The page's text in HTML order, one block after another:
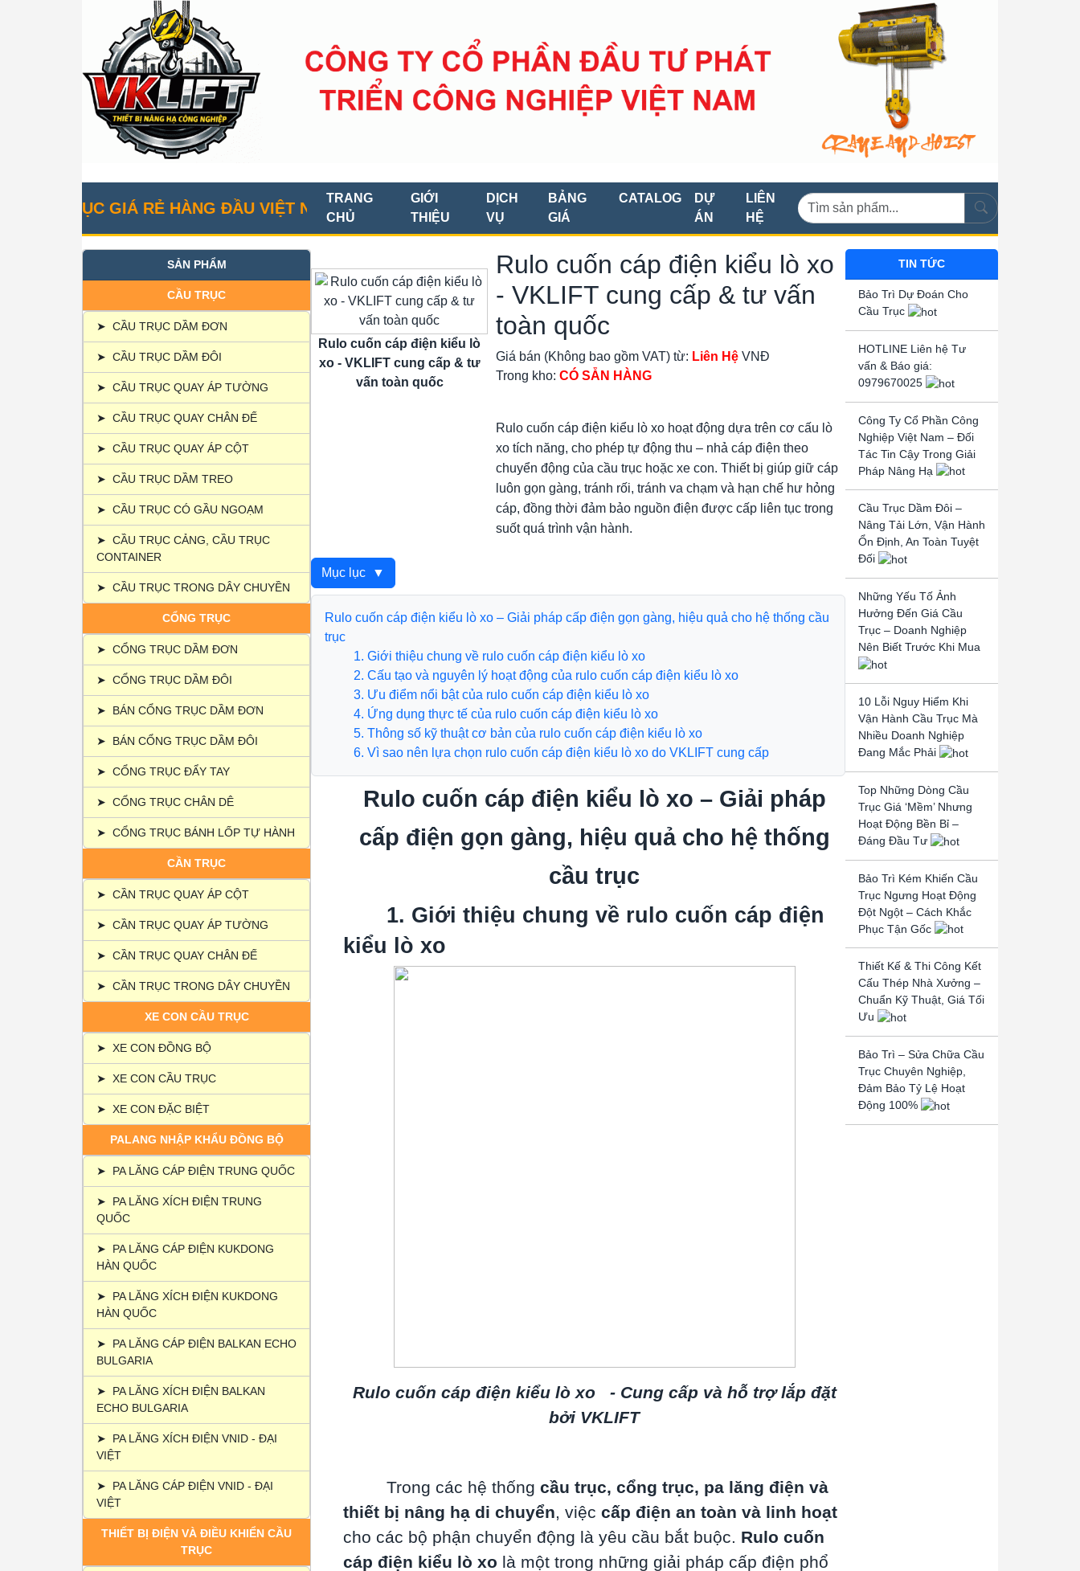
TRỤC GIÁ RẺ HÀNG ĐẦU VIỆT NAM
TRANG
CHỦ
GIỚI
THIỆU
DỊCH
VỤ
BẢNG
GIÁ
CATALOG
DỰ
ÁN
LIÊN
HỆ
SẢN PHẨM
CẦU TRỤC
➤ CẦU TRỤC DẦM ĐƠN
➤ CẦU TRỤC DẦM ĐÔI
➤ CẦU TRỤC QUAY ÁP TƯỜNG
➤ CẦU TRỤC QUAY CHÂN ĐẾ
➤ CẦU TRỤC QUAY ÁP CỘT
➤ CẦU TRỤC DẦM TREO
➤ CẦU TRỤC CÓ GẦU NGOẠM
➤ CẦU TRỤC CẢNG, CẦU TRỤC
CONTAINER
➤ CẦU TRỤC TRONG DÂY CHUYỀN
CỔNG TRỤC
➤ CỔNG TRỤC DẦM ĐƠN
➤ CỔNG TRỤC DẦM ĐÔI
➤ BÁN CỔNG TRỤC DẦM ĐƠN
➤ BÁN CỔNG TRỤC DẦM ĐÔI
➤ CỔNG TRỤC ĐẨY TAY
➤ CỔNG TRỤC CHÂN DÊ
➤ CỔNG TRỤC BÁNH LỐP TỰ HÀNH
CẦN TRỤC
➤ CẦN TRỤC QUAY ÁP CỘT
➤ CẦN TRỤC QUAY ÁP TƯỜNG
➤ CẦN TRỤC QUAY CHÂN ĐẾ
➤ CẦN TRỤC TRONG DÂY CHUYỀN
XE CON CẦU TRỤC
➤ XE CON ĐỒNG BỘ
➤ XE CON CẦU TRỤC
➤ XE CON ĐẶC BIỆT
PALANG NHẬP KHẨU ĐỒNG BỘ
➤ PA LĂNG CÁP ĐIỆN TRUNG QUỐC
➤
PA LĂNG XÍCH ĐIỆN TRUNG
QUỐC
➤
PA LĂNG CÁP ĐIỆN KUKDONG
HÀN QUỐC
➤
PA LĂNG XÍCH ĐIỆN KUKDONG
HÀN QUỐC
➤
PA LĂNG CÁP ĐIỆN BALKAN ECHO
BULGARIA
➤
PA LĂNG XÍCH ĐIỆN BALKAN
ECHO BULGARIA
➤
PA LĂNG XÍCH ĐIỆN VNID - ĐẠI
VIỆT
➤
PA LĂNG CÁP ĐIỆN VNID - ĐẠI
VIỆT
THIẾT BỊ ĐIỆN VÀ ĐIỀU KHIỂN CẦU
TRỤC
Rulo cuốn cáp điện kiểu lò
xo - VKLIFT cung cấp & tư
vấn toàn quốc
Rulo cuốn cáp điện kiểu lò xo
- VKLIFT cung cấp & tư vấn
toàn quốc
Giá bán (Không bao gồm VAT) từ: Liên Hệ VNĐ
Trong kho: CÓ SẴN HÀNG
Rulo cuốn cáp điện kiểu lò xo hoạt động dựa trên cơ cấu lò
xo tích năng, cho phép tự động thu – nhả cáp điện theo
chuyển động của cầu trục hoặc xe con. Thiết bị giúp giữ cáp
luôn gọn gàng, tránh rối, tránh va chạm và hạn chế hư hỏng
cáp, đồng thời đảm bảo nguồn điện được cấp liên tục trong
suốt quá trình vận hành.
Mục lục ▼
Rulo cuốn cáp điện kiểu lò xo – Giải pháp cấp điện gọn gàng, hiệu quả cho hệ thống cầu
trục
1. Giới thiệu chung về rulo cuốn cáp điện kiểu lò xo
2. Cấu tạo và nguyên lý hoạt động của rulo cuốn cáp điện kiểu lò xo
3. Ưu điểm nổi bật của rulo cuốn cáp điện kiểu lò xo
4. Ứng dụng thực tế của rulo cuốn cáp điện kiểu lò xo
5. Thông số kỹ thuật cơ bản của rulo cuốn cáp điện kiểu lò xo
6. Vì sao nên lựa chọn rulo cuốn cáp điện kiểu lò xo do VKLIFT cung cấp
Rulo cuốn cáp điện kiểu lò xo – Giải pháp
cấp điện gọn gàng, hiệu quả cho hệ thống
cầu trục
1. Giới thiệu chung về rulo cuốn cáp điện
kiểu lò xo
Rulo cuốn cáp điện kiểu lò xo - Cung cấp và hỗ trợ lắp đặt
bởi VKLIFT
Trong các hệ thống cầu trục, cổng trục, pa lăng điện và
thiết bị nâng hạ di chuyển, việc cấp điện an toàn và linh hoạt
cho các bộ phận chuyển động là yêu cầu bắt buộc. Rulo cuốn
cáp điện kiểu lò xo là một trong những giải pháp cấp điện phổ
TIN TỨC
Bảo Trì Dự Đoán Cho
Cầu Trục
HOTLINE Liên hệ Tư
vấn & Báo giá:
0979670025
Công Ty Cổ Phần Công
Nghiệp Việt Nam – Đối
Tác Tin Cậy Trong Giải
Pháp Nâng Hạ
Cầu Trục Dầm Đôi –
Nâng Tải Lớn, Vận Hành
Ổn Định, An Toàn Tuyệt
Đối
Những Yếu Tố Ảnh
Hưởng Đến Giá Cầu
Trục – Doanh Nghiệp
Nên Biết Trước Khi Mua
10 Lỗi Nguy Hiểm Khi
Vận Hành Cầu Trục Mà
Nhiều Doanh Nghiệp
Đang Mắc Phải
Top Những Dòng Cầu
Trục Giá ‘Mềm’ Nhưng
Hoạt Động Bền Bỉ –
Đáng Đầu Tư
Bảo Trì Kém Khiến Cầu
Trục Ngưng Hoạt Động
Đột Ngột – Cách Khắc
Phục Tận Gốc
Thiết Kế & Thi Công Kết
Cấu Thép Nhà Xưởng –
Chuẩn Kỹ Thuật, Giá Tối
Ưu
Bảo Trì – Sửa Chữa Cầu
Trục Chuyên Nghiệp,
Đảm Bảo Tỷ Lệ Hoạt
Động 100%